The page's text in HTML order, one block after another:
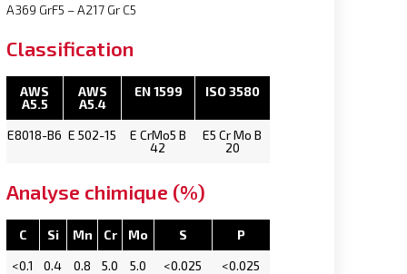
A369 GrF5 – A217 Gr C5
Classification
AWS
A5.5
AWS
A5.4
EN 1599 ISO 3580
E8018-B6 E 502-15
E CrMo5 B
42
E5 Cr Mo B
20
Analyse chimique (%)
C Si Mn Cr Mo S
P
<0.1
0.4 0.8 5.0 5.0 <0.025 <0.025